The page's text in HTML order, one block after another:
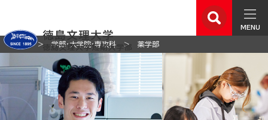
MENU
ホーム 学部・大学院・専攻科 薬学部